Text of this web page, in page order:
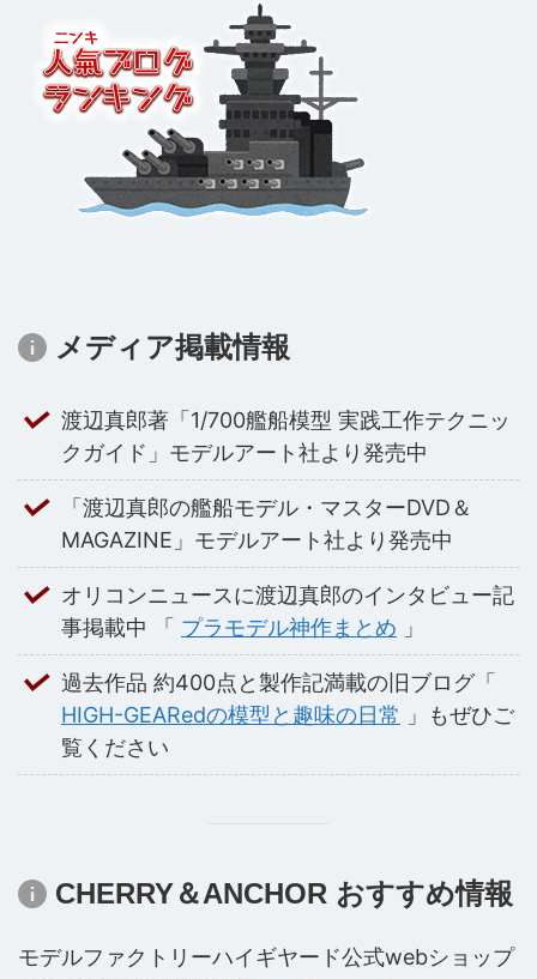
メディア掲載情報
渡辺真郎著「1/700艦船模型 実践工作テクニッ
クガイド」モデルアート社より発売中
「渡辺真郎の艦船モデル・マスターDVD＆
MAGAZINE」モデルアート社より発売中
オリコンニュースに渡辺真郎のインタビュー記
事掲載中 「 プラモデル神作まとめ 」
過去作品 約400点と製作記満載の旧ブログ「
HIGH-GEARedの模型と趣味の日常 」もぜひご
覧ください
CHERRY＆ANCHOR おすすめ情報
モデルファクトリーハイギヤード公式webショップ